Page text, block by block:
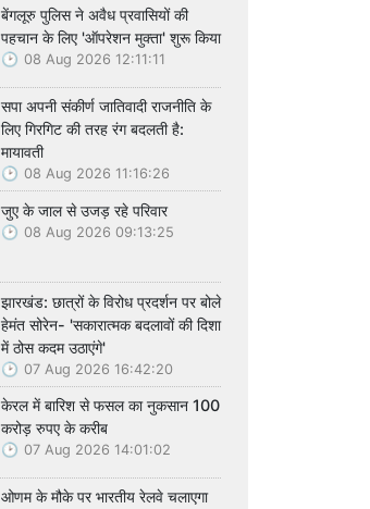
बेंगलूरु पुलिस ने अवैध प्रवासियों की
पहचान के लिए 'ऑपरेशन मुक्ता' शुरू किया
08 Aug 2026 12:11:11
सपा अपनी संकीर्ण जातिवादी राजनीति के
लिए गिरगिट की तरह रंग बदलती है:
मायावती
08 Aug 2026 11:16:26
जुए के जाल से उजड़ रहे परिवार
08 Aug 2026 09:13:25
झारखंड: छात्रों के विरोध प्रदर्शन पर बोले
हेमंत सोरेन- 'सकारात्मक बदलावों की दिशा
में ठोस कदम उठाएंगे'
07 Aug 2026 16:42:20
केरल में बारिश से फसल का नुकसान 100
करोड़ रुपए के करीब
07 Aug 2026 14:01:02
ओणम के मौके पर भारतीय रेलवे चलाएगा